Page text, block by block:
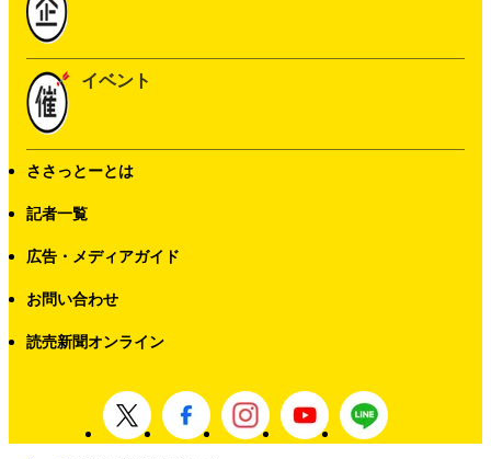
イベント
ささっとーとは
記者一覧
広告・メディアガイド
お問い合わせ
読売新聞オンライン